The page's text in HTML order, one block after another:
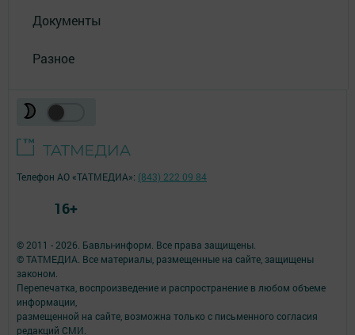
Документы
Разное
© 2011 - 2026. Бавлы-информ. Все права защищены.
© ТАТМЕДИА. Все материалы, размещенные на сайте, защищены
законом.
Перепечатка, воспроизведение и распространение в любом объеме
информации,
размещенной на сайте, возможна только с письменного согласия
редакций СМИ.
Телефон АО «ТАТМЕДИА»: (843) 222 09 84
16+